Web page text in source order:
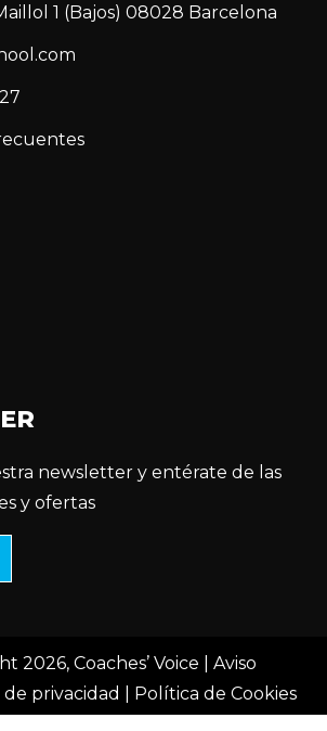
1 (Bajos) 08028 Barcelona
newsletter y entérate de las
y ofertas
2026, Coaches’ Voice | Aviso
privacidad Política de Cookies